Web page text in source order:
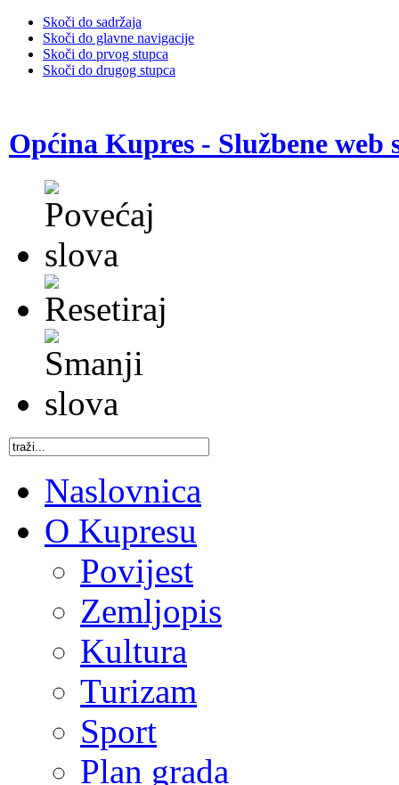
Skoči do sadržaja
Skoči do glavne navigacije
Skoči do prvog stupca
Skoči do drugog stupca
Općina Kupres - Službene web
Naslovnica
O Kupresu
Povijest
Zemljopis
Kultura
Turizam
Sport
Plan grada